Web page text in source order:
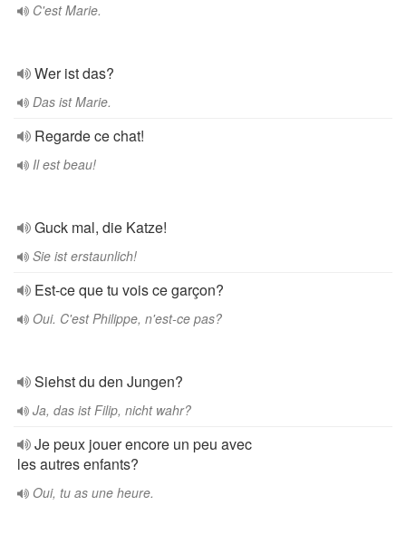
C'est Marie.
Wer ist das?
Das ist Marie.
Regarde ce chat!
Il est beau!
Guck mal, die Katze!
Sie ist erstaunlich!
Est-ce que tu vois ce garçon?
Oui. C'est Philippe, n'est-ce pas?
Siehst du den Jungen?
Ja, das ist Filip, nicht wahr?
Je peux jouer encore un peu avec
les autres enfants?
Oui, tu as une heure.